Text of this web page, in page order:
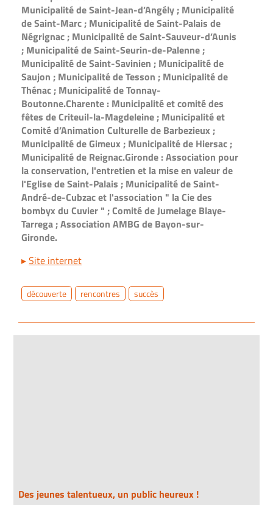
Municipalité de Saint-Jean-d’Angély ; Municipalité
de Saint-Marc ; Municipalité de Saint-Palais de
Négrignac ; Municipalité de Saint-Sauveur-d’Aunis
; Municipalité de Saint-Seurin-de-Palenne ;
Municipalité de Saint-Savinien ; Municipalité de
Saujon ; Municipalité de Tesson ; Municipalité de
Thénac ; Municipalité de Tonnay-
Boutonne.Charente : Municipalité et comité des
fêtes de Criteuil-la-Magdeleine ; Municipalité et
Comité d’Animation Culturelle de Barbezieux ;
Municipalité de Gimeux ; Municipalité de Hiersac ;
Municipalité de Reignac.Gironde : Association pour
la conservation, l'entretien et la mise en valeur de
l'Eglise de Saint-Palais ; Municipalité de Saint-
André-de-Cubzac et l'association " la Cie des
bombyx du Cuvier " ; Comité de Jumelage Blaye-
Tarrega ; Association AMBG de Bayon-sur-
Gironde.
▸Site internet
découverte rencontres succès
Des jeunes talentueux, un public heureux !